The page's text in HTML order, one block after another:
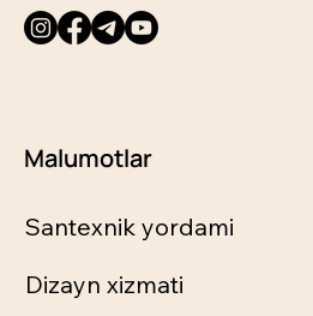
Malumotlar
Santexnik yordami
Dizayn xizmati